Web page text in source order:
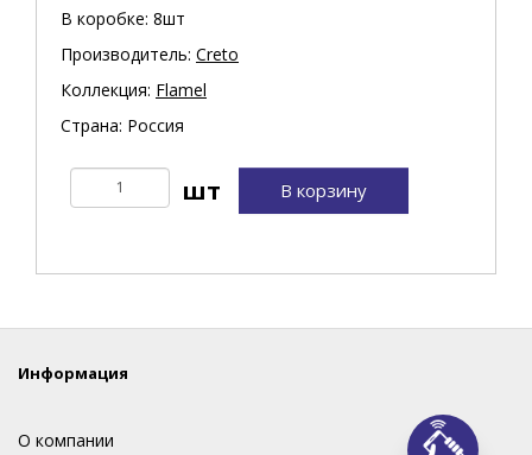
В коробке: 8шт
Производитель: Creto
Коллекция: Flamel
Страна: Россия
В корзину
Информация
О компании